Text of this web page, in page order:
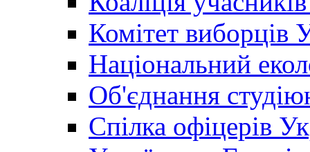
Комітет виборців
Національний
Об'єднання
Спілка офіцерів